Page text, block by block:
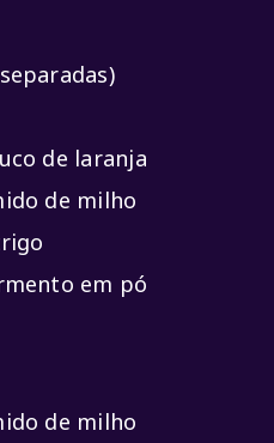
de laranja
de milho
em pó
de milho